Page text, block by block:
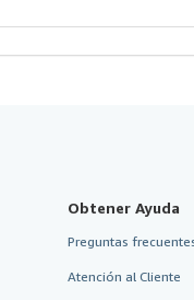
Obtener Ayuda
Preguntas
Atención al Cliente